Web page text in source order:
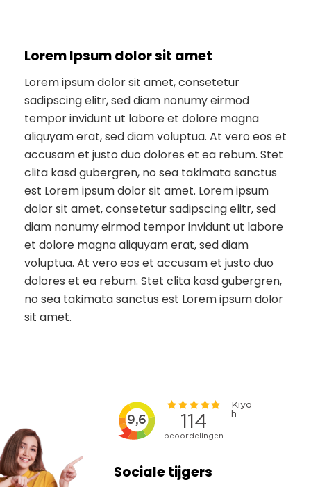
Lorem Ipsum dolor sit amet
Lorem ipsum dolor sit amet, consetetur
sadipscing elitr, sed diam nonumy eirmod
tempor invidunt ut labore et dolore magna
aliquyam erat, sed diam voluptua. At vero eos et
accusam et justo duo dolores et ea rebum. Stet
clita kasd gubergren, no sea takimata sanctus
est Lorem ipsum dolor sit amet. Lorem ipsum
dolor sit amet, consetetur sadipscing elitr, sed
diam nonumy eirmod tempor invidunt ut labore
et dolore magna aliquyam erat, sed diam
voluptua. At vero eos et accusam et justo duo
dolores et ea rebum. Stet clita kasd gubergren,
no sea takimata sanctus est Lorem ipsum dolor
sit amet.
Sociale tijgers